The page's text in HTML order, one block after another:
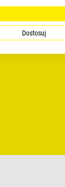
Dostosuj